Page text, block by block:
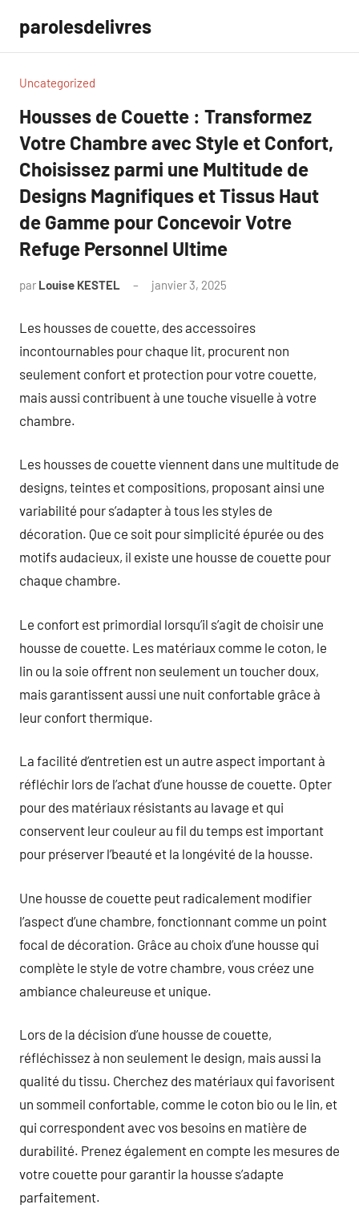
contenu
parolesdelivres
Uncategorized
Housses de Couette : Transformez
Votre Chambre avec Style et Confort,
Choisissez parmi une Multitude de
Designs Magnifiques et Tissus Haut
de Gamme pour Concevoir Votre
Refuge Personnel Ultime
par Louise KESTEL janvier 3, 2025
Les housses de couette, des accessoires
incontournables pour chaque lit, procurent non
seulement confort et protection pour votre couette,
mais aussi contribuent à une touche visuelle à votre
chambre.
Les housses de couette viennent dans une multitude de
designs, teintes et compositions, proposant ainsi une
variabilité pour s’adapter à tous les styles de
décoration. Que ce soit pour simplicité épurée ou des
motifs audacieux, il existe une housse de couette pour
chaque chambre.
Le confort est primordial lorsqu’il s’agit de choisir une
housse de couette. Les matériaux comme le coton, le
lin ou la soie offrent non seulement un toucher doux,
mais garantissent aussi une nuit confortable grâce à
leur confort thermique.
La facilité d’entretien est un autre aspect important à
réfléchir lors de l’achat d’une housse de couette. Opter
pour des matériaux résistants au lavage et qui
conservent leur couleur au fil du temps est important
pour préserver l’beauté et la longévité de la housse.
Une housse de couette peut radicalement modifier
l’aspect d’une chambre, fonctionnant comme un point
focal de décoration. Grâce au choix d’une housse qui
complète le style de votre chambre, vous créez une
ambiance chaleureuse et unique.
Lors de la décision d’une housse de couette,
réfléchissez à non seulement le design, mais aussi la
qualité du tissu. Cherchez des matériaux qui favorisent
un sommeil confortable, comme le coton bio ou le lin, et
qui correspondent avec vos besoins en matière de
durabilité. Prenez également en compte les mesures de
votre couette pour garantir la housse s’adapte
parfaitement.